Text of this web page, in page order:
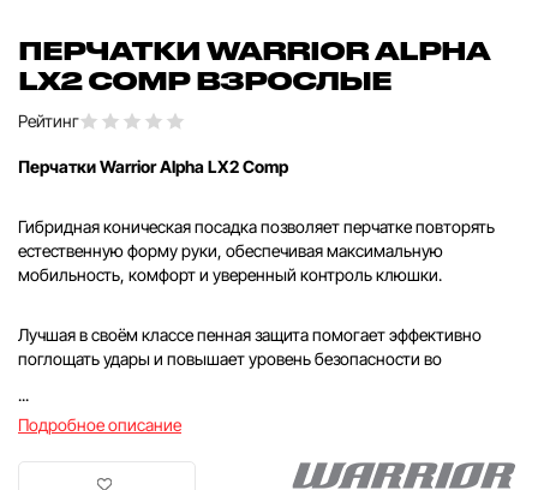
ПЕРЧАТКИ WARRIOR ALPHA
LX2 COMP ВЗРОСЛЫЕ
Рейтинг
Перчатки Warrior Alpha LX2 Comp
Гибридная коническая посадка позволяет перчатке повторять
естественную форму руки, обеспечивая максимальную
мобильность, комфорт и уверенный контроль клюшки.
Лучшая в своём классе пенная защита помогает эффективно
поглощать удары и повышает уровень безопасности во
...
Подробное описание